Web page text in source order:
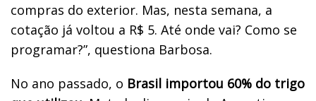
compras do exterior. Mas, nesta semana, a
cotação já voltou a R$ 5. Até onde vai? Como se
programar?”, questiona Barbosa.
No ano passado, o Brasil importou 60% do trigo